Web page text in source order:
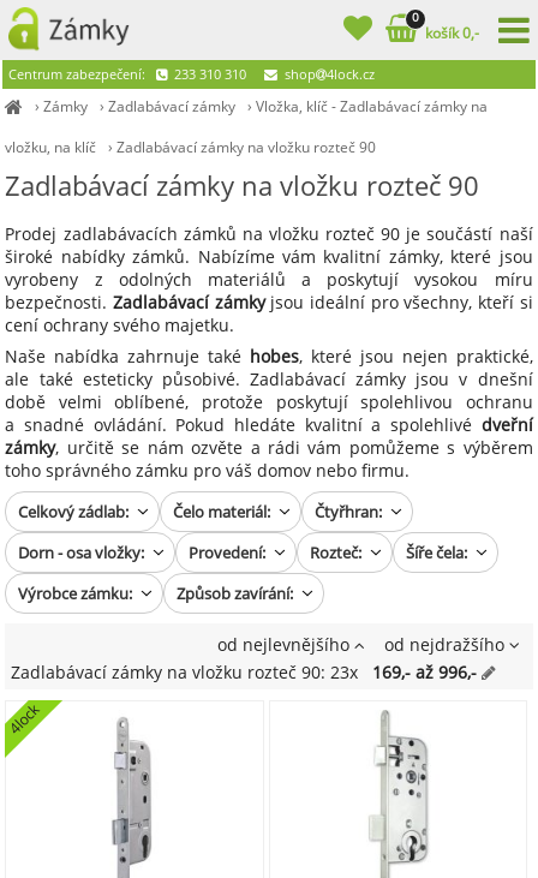
›Zámky ›Zadlabávací zámky ›Vložka, klíč - Zadlabávací zámky na
vložku, na klíč ›Zadlabávací zámky na vložku rozteč 90
Zadlabávací zámky na vložku rozteč 90
Prodej zadlabávacích zámků na vložku rozteč 90 je součástí naší
široké nabídky zámků. Nabízíme vám kvalitní zámky, které jsou
vyrobeny z odolných materiálů a poskytují vysokou míru
bezpečnosti.Zadlabávací zámkyjsou ideální pro všechny, kteří si
cení ochrany svého majetku.
Naše nabídka zahrnuje také hobes, které jsou nejen praktické,
ale také esteticky působivé. Zadlabávací zámky jsou v dnešní
době velmi oblíbené, protože poskytují spolehlivou ochranu
a snadné ovládání. Pokud hledáte kvalitní a spolehlivé dveřní
zámky, určitě se nám ozvěte a rádi vám pomůžeme s výběrem
toho správného zámku pro váš domov nebo firmu.
Celkový zádlab: Čelo materiál:
Čtyřhran:
Dorn - osa vložky:
Provedení: Rozteč:
Šíře čela:
Výrobce zámku:
Způsob zavírání:
od nejlevnějšího
od nejdražšího
Zadlabávací zámky na vložku rozteč 90: 23x
169,- až 996,-
4lock
0
košík 0,-
Centrum zabezpečení: 233 310 310 shop 4lock.cz